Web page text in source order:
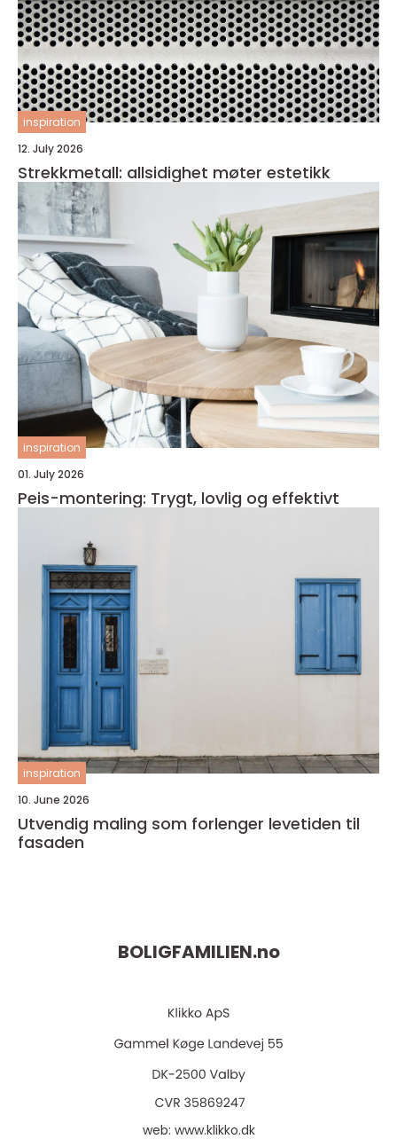
inspiration
12. July 2026
Strekkmetall: allsidighet møter estetikk
inspiration
01. July 2026
Peis-montering: Trygt, lovlig og effektivt
inspiration
10. June 2026
Utvendig maling som forlenger levetiden til
fasaden
BOLIGFAMILIEN.no
web: www.klikko.dk